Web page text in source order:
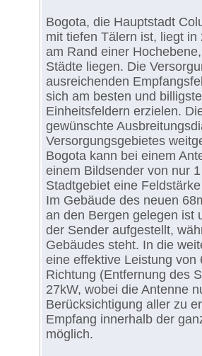
Bogota, die Hauptstadt
mit tiefen Tälern ist, liegt
am Rand einer
Städte liegen. Die
ausreichenden
sich am besten und
Einheitsfeldern erzielen.
gewünschte
Versorgungsgebietes
Bogota kann bei einem
einem Bildsender von nur
Stadtgebiet eine
Im Gebäude des neuen
an den Bergen gelegen ist
der Sender aufgestellt,
Gebäudes steht. In die
eine effektive Leistung
Richtung (Entfernung des
27kW, wobei die Antenne
Berücksichtigung aller zu
Empfang innerhalb der
möglich.